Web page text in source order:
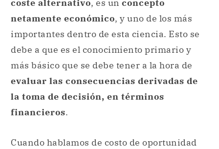
coste alternativo, es un concepto
netamente económico, y uno de los más
importantes dentro de esta ciencia. Esto se
debe a que es el conocimiento primario y
más básico que se debe tener a la hora de
evaluar las consecuencias derivadas de
la toma de decisión, en términos
financieros.
Cuando hablamos de costo de oportunidad